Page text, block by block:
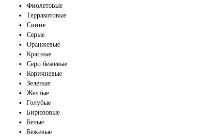
Фиолетовые
Терракотовые
Синие
Серые
Оранжевые
Красные
Серо бежевые
Коричневые
Зеленые
Желтые
Голубые
Бирюзовые
Белые
Бежевые